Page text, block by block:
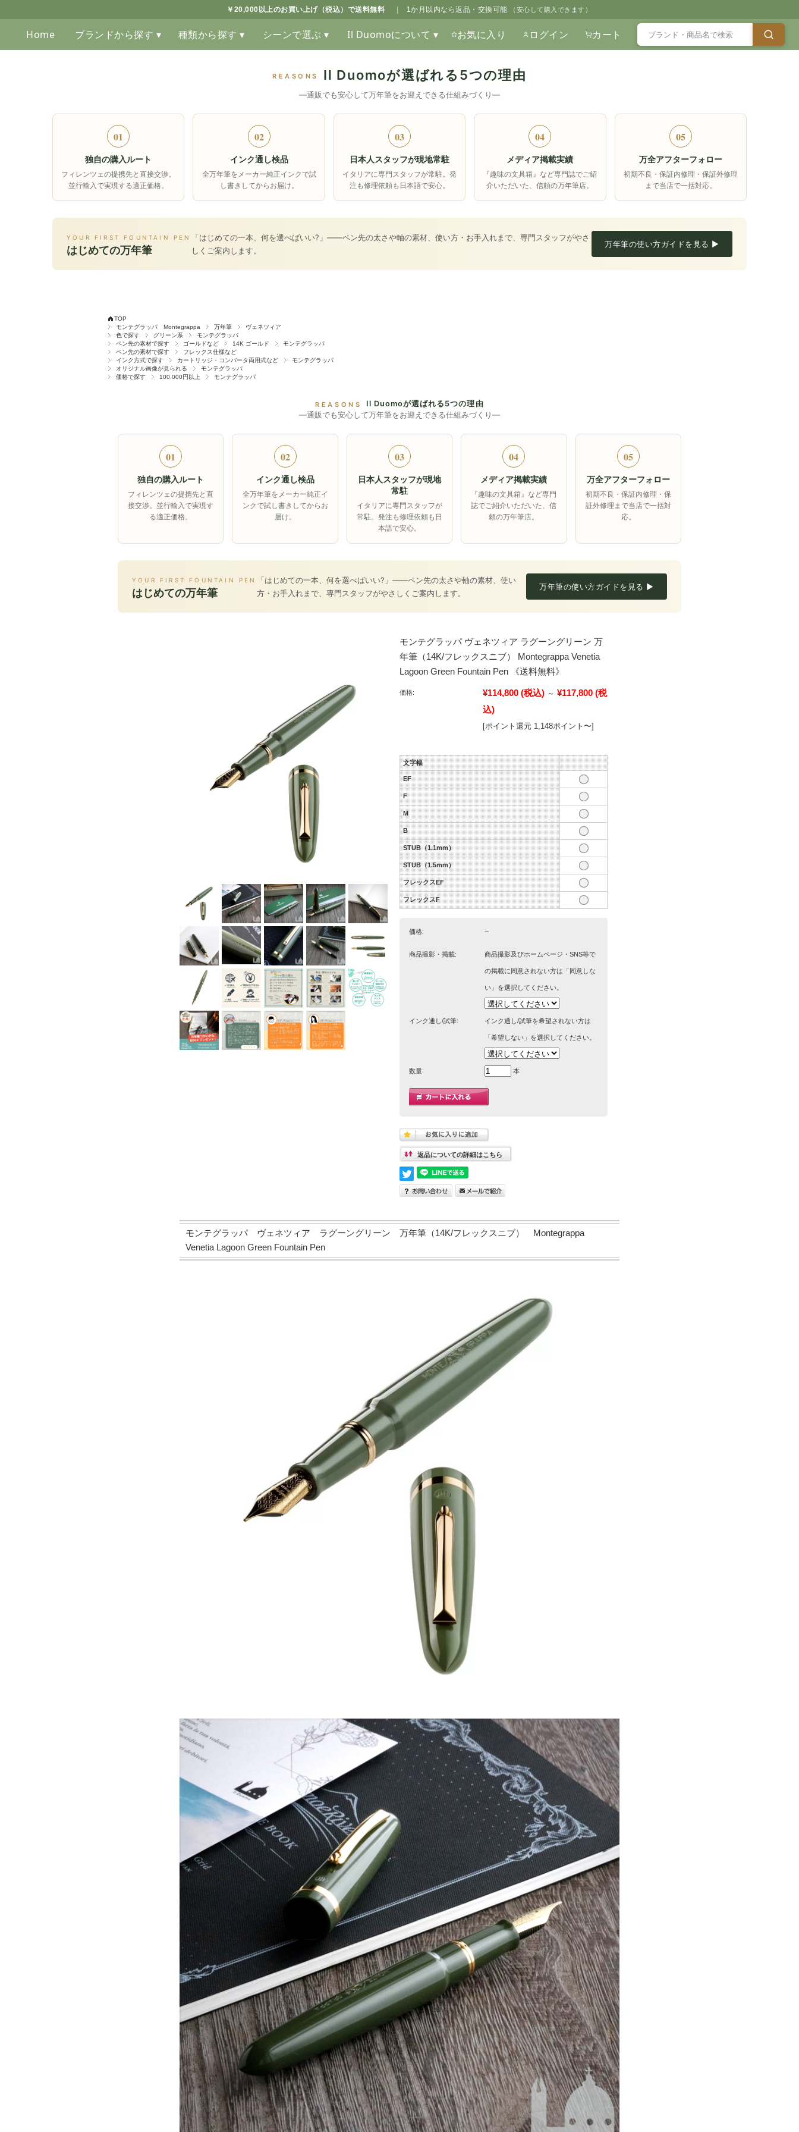
￥20,000以上のお買い上げ（税込）で送料無料 1か月以内なら返品・交換可能 （安心して購入できます）
Home ブランドから探す ▾ 種類から探す ▾ シーンで選ぶ ▾ Il Duomoについて ▾ お気に入り ログイン カート
REASONS Il Duomoが選ばれる5つの理由
―通販でも安心して万年筆をお迎えできる仕組みづくり―
01
独自の購入ルート
フィレンツェの提携先と直接交渉。
並行輸入で実現する適正価格。
02
インク通し検品
全万年筆をメーカー純正インクで試
し書きしてからお届け。
03
日本人スタッフが現地常駐
イタリアに専門スタッフが常駐。発
注も修理依頼も日本語で安心。
04
メディア掲載実績
『趣味の文具箱』など専門誌でご紹
介いただいた、信頼の万年筆店。
05
万全アフターフォロー
初期不良・保証内修理・保証外修理
まで当店で一括対応。
YOUR FIRST FOUNTAIN PEN
はじめての万年筆
「はじめての一本、何を選べばいい?」――ペン先の太さや軸の素材、使い方・お手入れまで、専門スタッフがやさ
しくご案内します。
万年筆の使い方ガイドを見る ▶
TOP
モンテグラッパ Montegrappa
万年筆
ヴェネツィア
色で探す
グリーン系
モンテグラッパ
ペン先の素材で探す
ゴールドなど 14K ゴールド
モンテグラッパ
ペン先の素材で探す
フレックス仕様など
インク方式で探す
カートリッジ・コンバータ両用式など
モンテグラッパ
オリジナル画像が見られる
モンテグラッパ
価格で探す
100,000円以上 モンテグラッパ
REASONS Il Duomoが選ばれる5つの理由
―通販でも安心して万年筆をお迎えできる仕組みづくり―
01
独自の購入ルート
フィレンツェの提携先と直
接交渉。並行輸入で実現す
る適正価格。
02
インク通し検品
全万年筆をメーカー純正イ
ンクで試し書きしてからお
届け。
03
日本人スタッフが現地
常駐
イタリアに専門スタッフが
常駐。発注も修理依頼も日
本語で安心。
04
メディア掲載実績
『趣味の文具箱』など専門
誌でご紹介いただいた、信
頼の万年筆店。
05
万全アフターフォロー
初期不良・保証内修理・保
証外修理まで当店で一括対
応。
YOUR FIRST FOUNTAIN PEN
はじめての万年筆
「はじめての一本、何を選べばいい?」――ペン先の太さや軸の素材、使い
方・お手入れまで、専門スタッフがやさしくご案内します。
万年筆の使い方ガイドを見る ▶
モンテグラッパ ヴェネツィア ラグーングリーン 万
年筆（14K/フレックスニブ） Montegrappa Venetia
Lagoon Green Fountain Pen 《送料無料》
価格: ¥114,800 (税込) ～ ¥117,800 (税
込)
[ポイント還元 1,148ポイント〜]
文字幅
EF
F
M
B
STUB（1.1mm）
STUB（1.5mm）
フレックスEF
フレックスF
価格: −
商品撮影・掲載: 商品撮影及びホームページ・SNS等で
の掲載に同意されない方は「同意しな
い」を選択してください。
インク通し/試筆: インク通し/試筆を希望されない方は
「希望しない」を選択してください。
数量: 本
返品についての詳細はこちら
モンテグラッパ ヴェネツィア ラグーングリーン 万年筆（14K/フレックスニブ） Montegrappa
Venetia Lagoon Green Fountain Pen